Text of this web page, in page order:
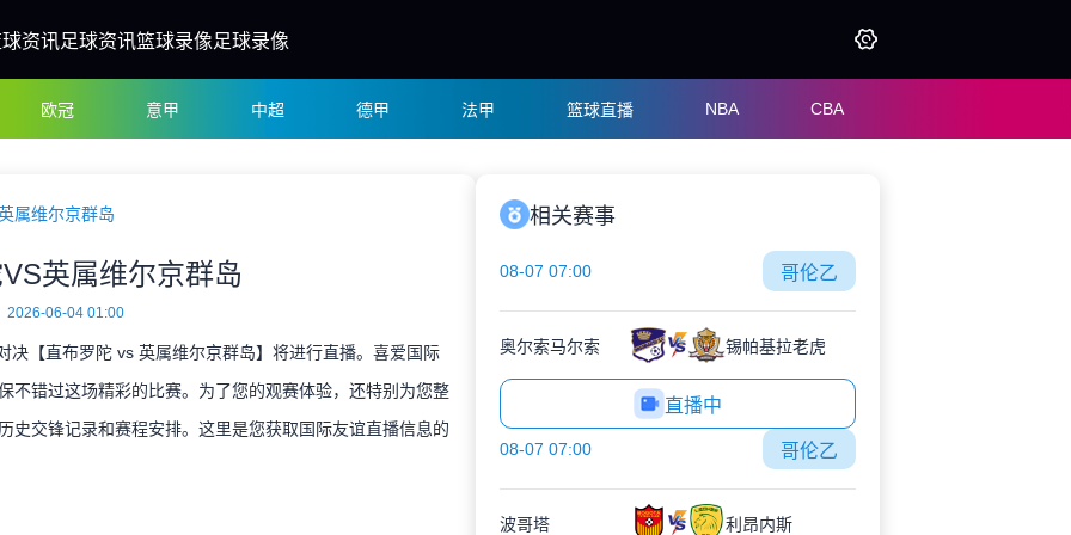
资讯足球资讯篮球录像足球录像
欧冠 意甲 中超 德甲 法甲 篮球直播 NBA CBA
属维尔京群岛
英属维尔京群岛
2026-06-04 01:00
决【直布罗陀 vs 英属维尔京群岛】将进行直播。喜爱国际
不错过这场精彩的比赛。为了您的观赛体验，还特别为您整
史交锋记录和赛程安排。这里是您获取国际友谊直播信息的
相关赛事
08-07 07:00 哥伦乙
奥尔索马尔索 锡帕基拉老虎
直播中
08-07 07:00 哥伦乙
波哥塔 利昂内斯